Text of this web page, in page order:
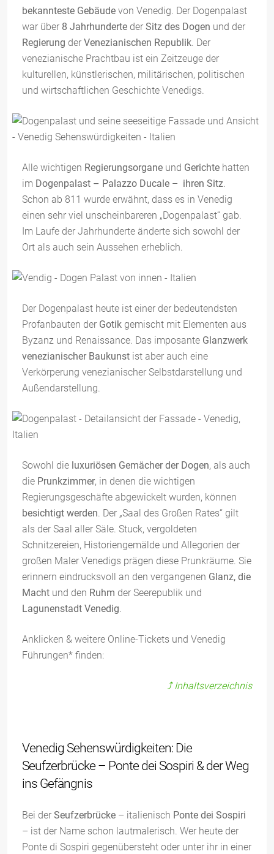
bekannteste Gebäude von Venedig. Der Dogenpalast
war über 8 Jahrhunderte der Sitz des Dogen und der
Regierung der Venezianischen Republik. Der
venezianische Prachtbau ist ein Zeitzeuge der
kulturellen, künstlerischen, militärischen, politischen
und wirtschaftlichen Geschichte Venedigs.
Alle wichtigen Regierungsorgane und Gerichte hatten
im Dogenpalast – Palazzo Ducale – ihren Sitz.
Schon ab 811 wurde erwähnt, dass es in Venedig
einen sehr viel unscheinbareren „Dogenpalast“ gab.
Im Laufe der Jahrhunderte änderte sich sowohl der
Ort als auch sein Aussehen erheblich.
Der Dogenpalast heute ist einer der bedeutendsten
Profanbauten der Gotik gemischt mit Elementen aus
Byzanz und Renaissance. Das imposante Glanzwerk
venezianischer Baukunst ist aber auch eine
Verkörperung venezianischer Selbstdarstellung und
Außendarstellung.
Sowohl die luxuriösen Gemächer der Dogen, als auch
die Prunkzimmer, in denen die wichtigen
Regierungsgeschäfte abgewickelt wurden, können
besichtigt werden. Der „Saal des Großen Rates“ gilt
als der Saal aller Säle. Stuck, vergoldeten
Schnitzereien, Historiengemälde und Allegorien der
großen Maler Venedigs prägen diese Prunkräume. Sie
erinnern eindrucksvoll an den vergangenen Glanz, die
Macht und den Ruhm der Seerepublik und
Lagunenstadt Venedig.
Anklicken & weitere Online-Tickets und Venedig
Führungen* finden:
⤴️ Inhaltsverzeichnis
Venedig Sehenswürdigkeiten: Die
Seufzerbrücke – Ponte dei Sospiri & der Weg
ins Gefängnis
Bei der Seufzerbrücke – italienisch Ponte dei Sospiri
– ist der Name schon lautmalerisch. Wer heute der
Ponte di Sospiri gegenübersteht oder unter ihr in einer